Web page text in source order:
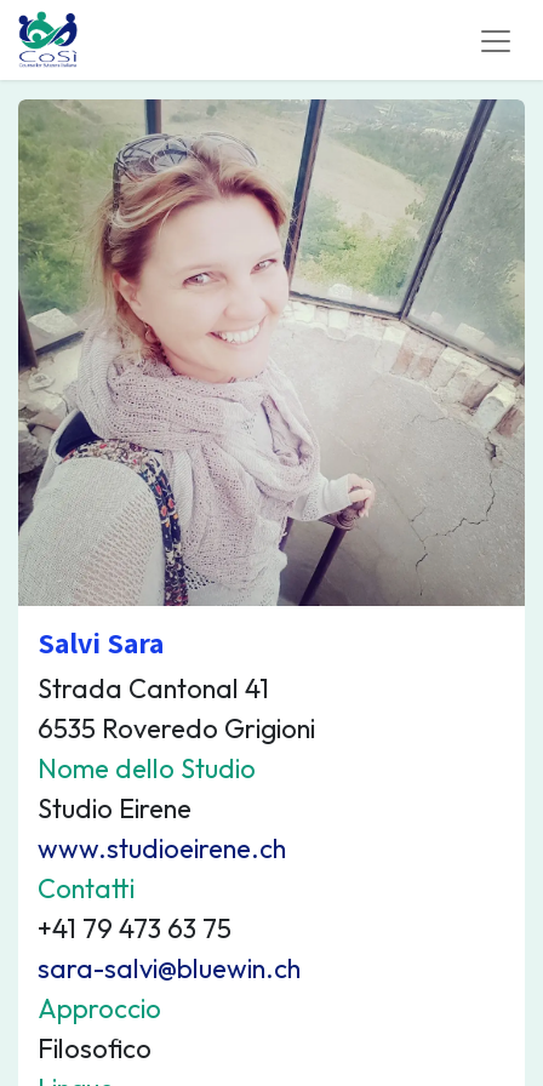
Salvi Sara
Strada Cantonal 41
6535 Roveredo Grigioni
Nome dello Studio
Studio Eirene
www.studioeirene.ch
Contatti
+41 79 473 63 75
sara-salvi@bluewin.ch
Approccio
Filosofico